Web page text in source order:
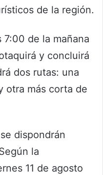
de la región.
7:00 de la mañana
y concluirá
dos rutas: una
otra más corta de
dispondrán
la
11 de agosto